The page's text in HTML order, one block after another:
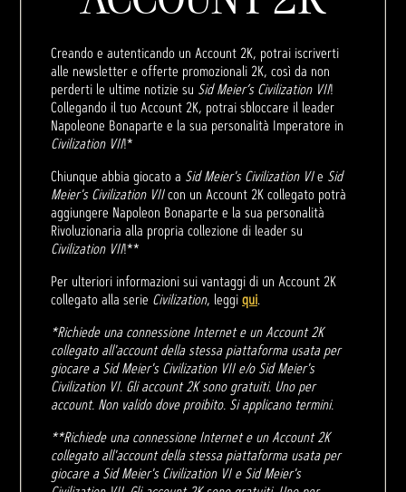
Creando e autenticando un Account 2K, potrai iscriverti
alle newsletter e offerte promozionali 2K, così da non
perderti le ultime notizie su Sid Meier’s Civilization VII!
Collegando il tuo Account 2K, potrai sbloccare il leader
Napoleone Bonaparte e la sua personalità Imperatore in
Civilization VII!*
Chiunque abbia giocato a Sid Meier's Civilization VIe Sid
Meier's Civilization VIIcon un Account 2K collegato potrà
aggiungere Napoleon Bonaparte e la sua personalità
Rivoluzionaria alla propria collezione di leader su
Civilization VII!**
Per ulteriori informazioni sui vantaggi di un Account 2K
collegato alla serie Civilization, leggiqui.
*Richiede una connessione Internet e un Account 2K
collegato all'account della stessa piattaforma usata per
giocare a Sid Meier's Civilization VII e/o Sid Meier's
Civilization VI. Gli account 2K sono gratuiti. Uno per
account. Non valido dove proibito. Si applicano termini.
**Richiede una connessione Internet e un Account 2K
collegato all'account della stessa piattaforma usata per
giocare a Sid Meier's Civilization VI e Sid Meier's